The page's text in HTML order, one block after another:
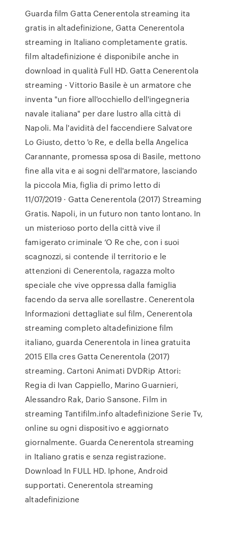
Guarda film Gatta Cenerentola streaming ita
gratis in altadefinizione, Gatta Cenerentola
streaming in Italiano completamente gratis.
film altadefinizione é disponibile anche in
download in qualità Full HD. Gatta Cenerentola
streaming - Vittorio Basile è un armatore che
inventa "un fiore all'occhiello dell'ingegneria
navale italiana" per dare lustro alla città di
Napoli. Ma l'avidità del faccendiere Salvatore
Lo Giusto, detto 'o Re, e della bella Angelica
Carannante, promessa sposa di Basile, mettono
fine alla vita e ai sogni dell'armatore, lasciando
la piccola Mia, figlia di primo letto di
11/07/2019 · Gatta Cenerentola (2017) Streaming
Gratis. Napoli, in un futuro non tanto lontano. In
un misterioso porto della città vive il
famigerato criminale ‘O Re che, con i suoi
scagnozzi, si contende il territorio e le
attenzioni di Cenerentola, ragazza molto
speciale che vive oppressa dalla famiglia
facendo da serva alle sorellastre. Cenerentola
Informazioni dettagliate sul film, Cenerentola
streaming completo altadefinizione film
italiano, guarda Cenerentola in linea gratuita
2015 Ella cres Gatta Cenerentola (2017)
streaming. Cartoni Animati DVDRip Attori:
Regia di Ivan Cappiello, Marino Guarnieri,
Alessandro Rak, Dario Sansone. Film in
streaming Tantifilm.info altadefinizione Serie Tv,
online su ogni dispositivo e aggiornato
giornalmente. Guarda Cenerentola streaming
in Italiano gratis e senza registrazione.
Download In FULL HD. Iphone, Android
supportati. Cenerentola streaming
altadefinizione